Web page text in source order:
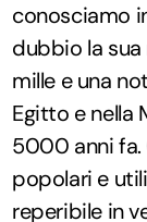
conosciamo
dubbio la sua
mille e una
Egitto e nella
5000 anni fa.
popolari e
reperibile in